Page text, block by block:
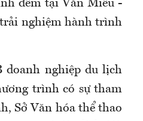
đêm tại Văn Miếu -
trải nghiệm hành trình
doanh nghiệp du lịch
trình có sự tham
Sở Văn hóa thể thao